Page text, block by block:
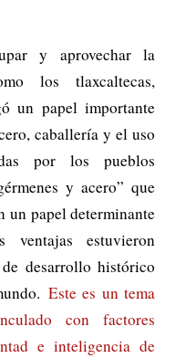
y aprovechar la
los tlaxcaltecas,
un papel importante
caballería y el uso
por los pueblos
y acero” que
un papel determinante
estuvieron
desarrollo histórico
Este es un tema
con factores
e inteligencia de